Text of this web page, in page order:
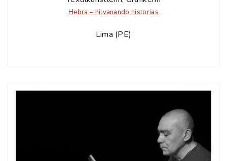
Hebra – hilvanando historias
Lima (PE)